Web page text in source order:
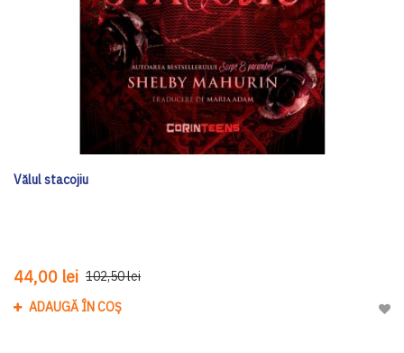
Vălul stacojiu
44,00 lei 102,50 lei
ADAUGĂ ÎN COȘ